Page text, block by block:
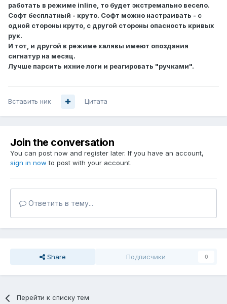
работать в режиме inline, то будет экстремально весело.
Софт бесплатный - круто. Софт можно настраивать - с
одной стороны круто, с другой стороны опасность кривых
рук.
И тот, и другой в режиме халявы имеют опоздания
сигнатур на месяц.
Лучше парсить ихние логи и реагировать "ручками".
Вставить ник Цитата
Join the conversation
You can post now and register later. If you have an account,
sign in now to post with your account.
Ответить в тему...
Share Подписчики 0
Перейти к списку тем